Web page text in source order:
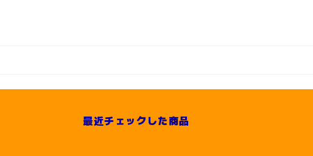
最近チェックした商品